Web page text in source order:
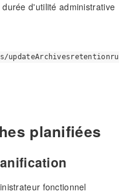
d'utilité administrative
updateArchivesretentionru
planifiées
fonctionnel